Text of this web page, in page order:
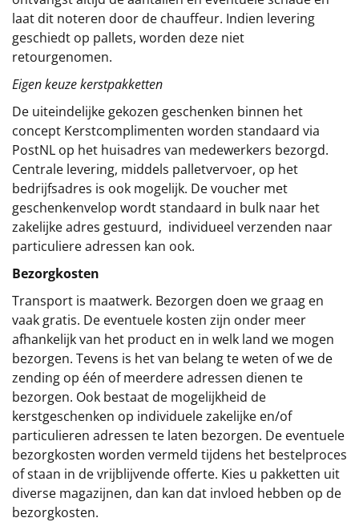
laat dit noteren door de chauffeur. Indien levering
geschiedt op pallets, worden deze niet
retourgenomen.
Eigen keuze kerstpakketten
De uiteindelijke gekozen geschenken binnen het
concept Kerstcomplimenten worden standaard via
PostNL op het huisadres van medewerkers bezorgd.
Centrale levering, middels palletvervoer, op het
bedrijfsadres is ook mogelijk. De voucher met
geschenkenvelop wordt standaard in bulk naar het
zakelijke adres gestuurd, individueel verzenden naar
particuliere adressen kan ook.
Bezorgkosten
Transport is maatwerk. Bezorgen doen we graag en
vaak gratis. De eventuele kosten zijn onder meer
afhankelijk van het product en in welk land we mogen
bezorgen. Tevens is het van belang te weten of we de
zending op één of meerdere adressen dienen te
bezorgen. Ook bestaat de mogelijkheid de
kerstgeschenken op individuele zakelijke en/of
particulieren adressen te laten bezorgen. De eventuele
bezorgkosten worden vermeld tijdens het bestelproces
of staan in de vrijblijvende offerte. Kies u pakketten uit
diverse magazijnen, dan kan dat invloed hebben op de
bezorgkosten.